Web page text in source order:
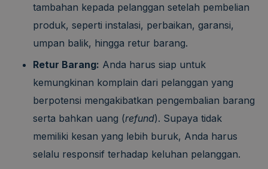
tambahan kepada pelanggan setelah pembelian
produk, seperti instalasi, perbaikan, garansi,
umpan balik, hingga retur barang.
Retur Barang: Anda harus siap untuk
kemungkinan komplain dari pelanggan yang
berpotensi mengakibatkan pengembalian barang
serta bahkan uang (refund). Supaya tidak
memiliki kesan yang lebih buruk, Anda harus
selalu responsif terhadap keluhan pelanggan.